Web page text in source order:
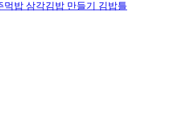
먹밥 삼각김밥 만들기 김밥틀